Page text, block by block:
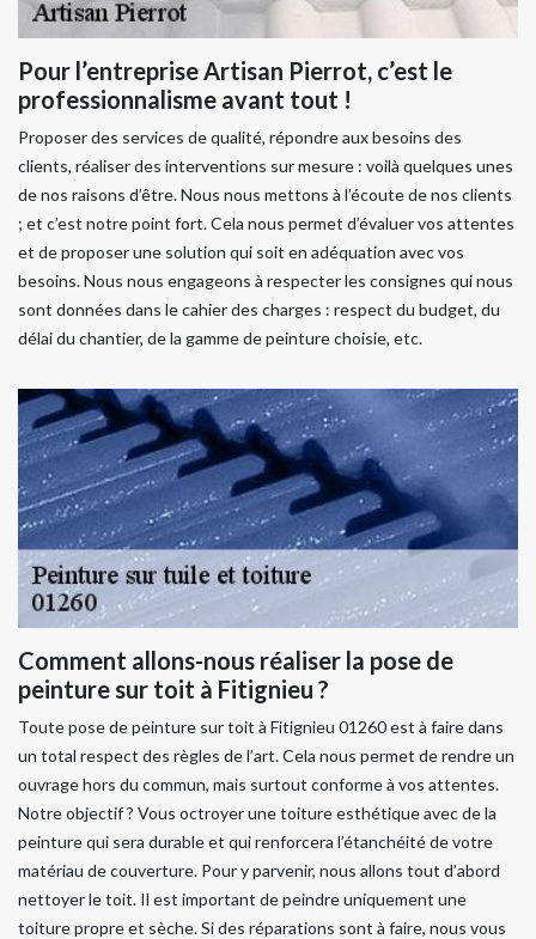
Pour l’entreprise Artisan Pierrot, c’est le
professionnalisme avant tout !
Proposer des services de qualité, répondre aux besoins des
clients, réaliser des interventions sur mesure : voilà quelques unes
de nos raisons d’être. Nous nous mettons à l’écoute de nos clients
; et c’est notre point fort. Cela nous permet d’évaluer vos attentes
et de proposer une solution qui soit en adéquation avec vos
besoins. Nous nous engageons à respecter les consignes qui nous
sont données dans le cahier des charges : respect du budget, du
délai du chantier, de la gamme de peinture choisie, etc.
Comment allons-nous réaliser la pose de
peinture sur toit à Fitignieu ?
Toute pose de peinture sur toit à Fitignieu 01260 est à faire dans
un total respect des règles de l’art. Cela nous permet de rendre un
ouvrage hors du commun, mais surtout conforme à vos attentes.
Notre objectif ? Vous octroyer une toiture esthétique avec de la
peinture qui sera durable et qui renforcera l’étanchéité de votre
matériau de couverture. Pour y parvenir, nous allons tout d’abord
nettoyer le toit. Il est important de peindre uniquement une
toiture propre et sèche. Si des réparations sont à faire, nous vous